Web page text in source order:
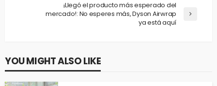
¡Llegó el producto más esperado del
mercado!: No esperes más, Dyson Airwrap
ya está aquí
YOU MIGHT ALSO LIKE